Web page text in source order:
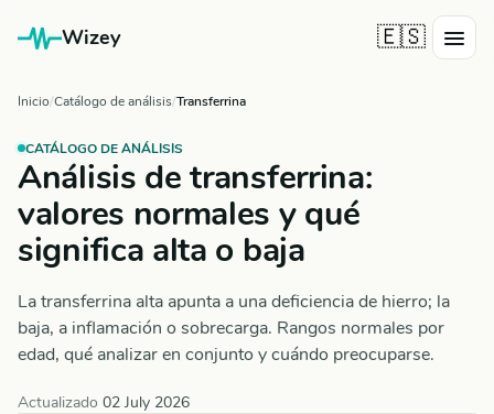
Wizey 🇪🇸
Inicio Catálogo de análisis Transferrina
CATÁLOGO DE ANÁLISIS
Análisis de transferrina:
valores normales y qué
significa alta o baja
La transferrina alta apunta a una deficiencia de hierro; la
baja, a inflamación o sobrecarga. Rangos normales por
edad, qué analizar en conjunto y cuándo preocuparse.
Actualizado 02 July 2026